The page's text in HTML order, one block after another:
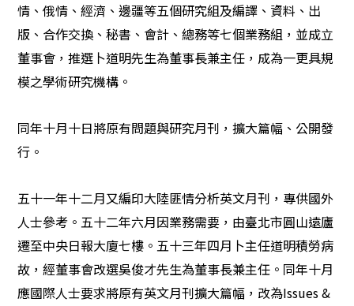
情、俄情、經濟、邊疆等五個研究組及編譯、資料、出
版、合作交換、秘書、會計、總務等七個業務組，並成立
董事會，推選卜道明先生為董事長兼主任，成為一更具規
模之學術研究機構。
同年十月十日將原有問題與研究月刊，擴大篇幅、公開發
行。
五十一年十二月又編印大陸匪情分析英文月刊，專供國外
人士參考。五十二年六月因業務需要，由臺北市圓山遠廬
遷至中央日報大廈七樓。五十三年四月卜主任道明積勞病
故，經董事會改選吳俊才先生為董事長兼主任。同年十月
應國際人士要求將原有英文月刊擴大篇幅，改為Issues &